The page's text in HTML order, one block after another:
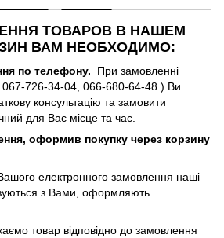
ТОВАРОВ В НАШЕМ
ВАМ НЕОБХОДИМО:
по телефону. При замовленні
067-726-34-04, 066-680-64-48 ) Ви
консультацію та замовити
для Вас місце та час.
оформив покупку через корзину
електронного замовлення наші
з Вами, оформляють
товар відповідно до замовлення